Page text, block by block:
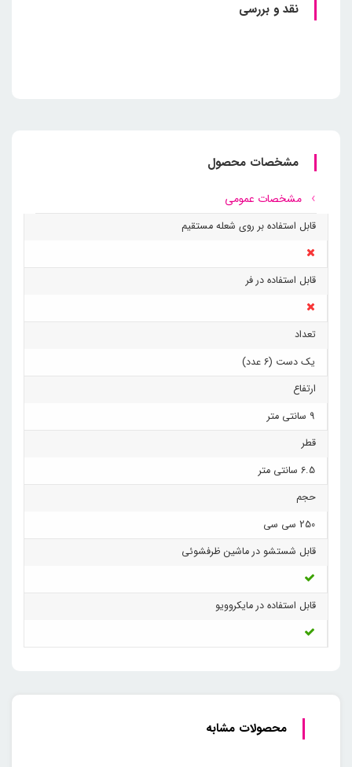
نقد و بررسی
مشخصات محصول
مشخصات عمومی
قابل استفاده بر روی شعله مستقیم
قابل استفاده در فر
تعداد
یک دست (6 عدد)
ارتفاع
9 سانتی متر
قطر
6.5 سانتی متر
حجم
250 سی سی
قابل شستشو در ماشین ظرفشوئی
قابل استفاده در مایکروویو
محصولات مشابه